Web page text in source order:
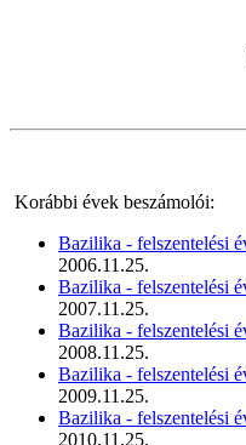
Korábbi évek beszámolói:
Bazilika - felszentelési
2006.11.25.
Bazilika - felszentelési
2007.11.25.
Bazilika - felszentelési
2008.11.25.
Bazilika - felszentelési
2009.11.25.
Bazilika - felszentelési
2010.11.25.